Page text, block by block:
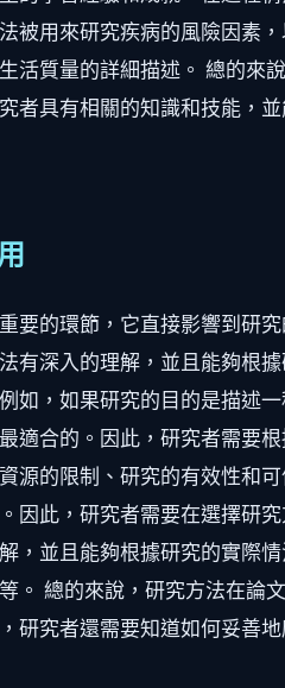
被用來研究疾病的風險因素
活質量的詳細描述。 總的
者具有相關的知識和技能，
要的環節，它直接影響到研
有深入的理解，並且能夠根
如，如果研究的目的是描述
適合的。因此，研究者需要
源的限制、研究的有效性和
因此，研究者需要在選擇研
，並且能夠根據研究的實際
。 總的來說，研究方法在
研究者還需要知道如何妥善